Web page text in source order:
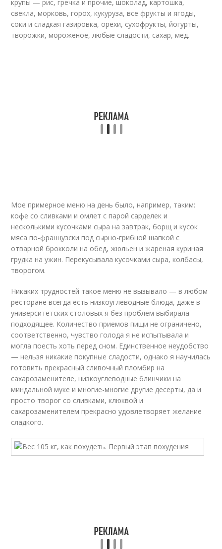
крупы — рис, гречка и прочие, шоколад, картошка,
свекла, морковь, горох, кукуруза, все фрукты и ягоды,
соки и сладкая газировка, орехи, сухофрукты, йогурты,
творожки, мороженое, любые сладости, сахар, мед.
Мое примерное меню на день было, например, таким:
кофе со сливками и омлет с парой сарделек и
несколькими кусочками сыра на завтрак, борщ и кусок
мяса по-французски под сырно-грибной шапкой с
отварной брокколи на обед, жюльен и жареная куриная
грудка на ужин. Перекусывала кусочками сыра, колбасы,
творогом.
Никаких трудностей такое меню не вызывало — в любом
ресторане всегда есть низкоуглеводные блюда, даже в
университетских столовых я без проблем выбирала
подходящее. Количество приемов пищи не ограничено,
соответственно, чувство голода я не испытывала и
могла поесть хоть перед сном. Единственное неудобство
— нельзя никакие покупные сладости, однако я научилась
готовить прекрасный сливочный пломбир на
сахарозаменителе, низкоуглеводные блинчики на
миндальной муке и многие-многие другие десерты, да и
просто творог со сливками, клюквой и
сахарозаменителем прекрасно удовлетворяет желание
сладкого.